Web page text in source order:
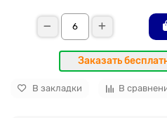
Заказать
В закладки В